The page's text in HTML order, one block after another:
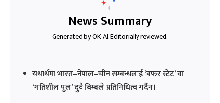
News Summary
Generated by OK AI. Editorially reviewed.
यथार्थमा भारत–नेपाल–चीन सम्बन्धलाई ‘बफर स्टेट’ वा
‘गतिशील पुल’ दुवै बिम्बले प्रतिनिधित्व गर्दैन।